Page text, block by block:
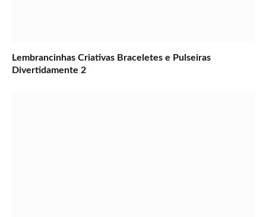
Lembrancinhas Criativas Braceletes e Pulseiras
Divertidamente 2